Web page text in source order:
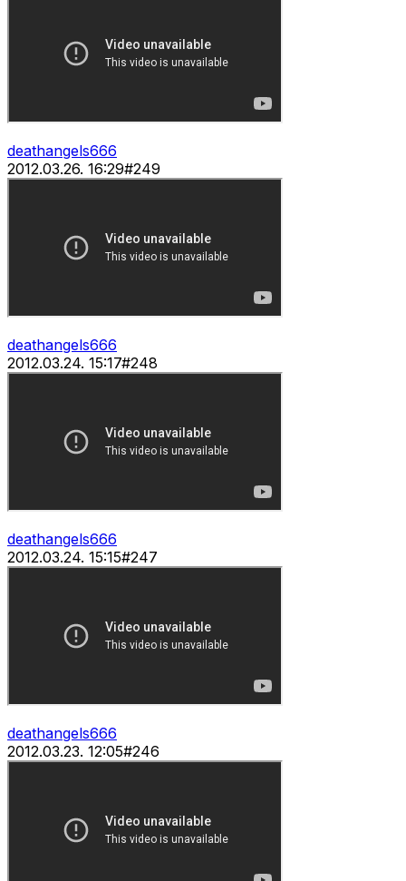
deathangels666
2012.03.26. 16:29#249
deathangels666
2012.03.24. 15:17#248
deathangels666
2012.03.24. 15:15#247
deathangels666
2012.03.23. 12:05#246